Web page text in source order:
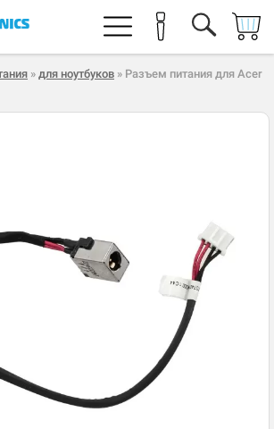
» для ноутбуков » Разъем питания для Acer